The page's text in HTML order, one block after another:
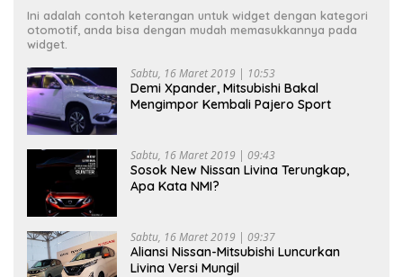
Ini adalah contoh keterangan untuk widget dengan kategori
otomotif, anda bisa dengan mudah memasukkannya pada
widget.
Sabtu, 16 Maret 2019 | 10:53
Demi Xpander, Mitsubishi Bakal
Mengimpor Kembali Pajero Sport
Sabtu, 16 Maret 2019 | 09:43
Sosok New Nissan Livina Terungkap,
Apa Kata NMI?
Sabtu, 16 Maret 2019 | 09:37
Aliansi Nissan-Mitsubishi Luncurkan
Livina Versi Mungil